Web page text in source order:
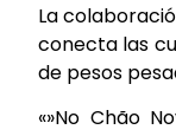
La
conecta las
de pesos
«»No Chão